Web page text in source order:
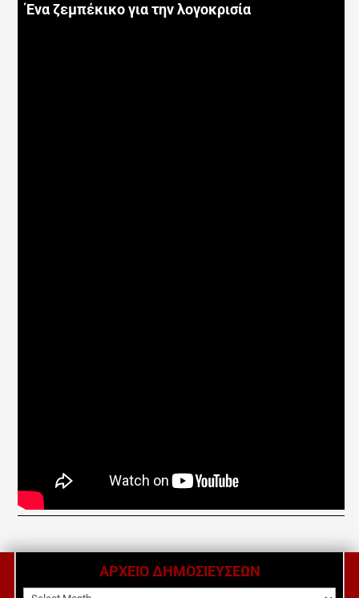
Ένα ζεμπέκικο για την λογοκρισία
ΑΡΧΕΙΟ ΔΗΜΟΣΙΕΥΣΕΩΝ